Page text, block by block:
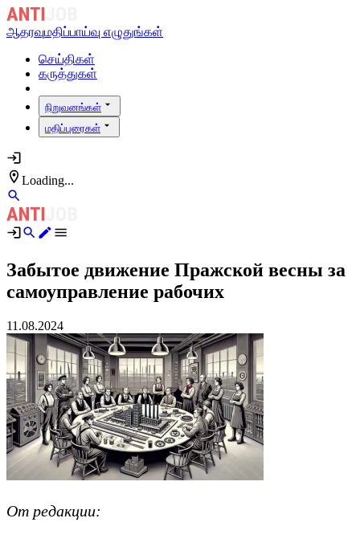
ஆதரவுமதிப்பாய்வு எழுதுங்கள்
செய்திகள்
கருத்துகள்
நிறுவனங்கள்
மதிப்புரைகள்
Loading...
Забытое движение Пражсĸой весны за
самоуправление рабочих
11.08.2024
От редакции: